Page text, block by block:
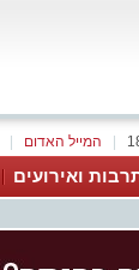
המייל האדום
ואירועים